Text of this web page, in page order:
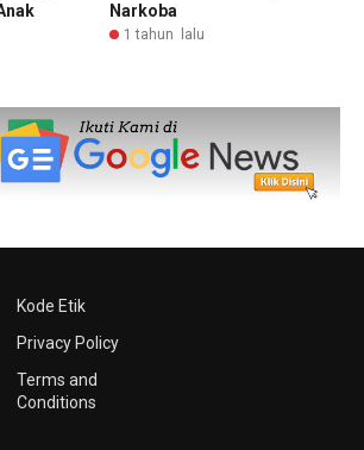
Narkoba
1 tahun lalu
Kode Etik
Privacy Policy
Terms and
Conditions